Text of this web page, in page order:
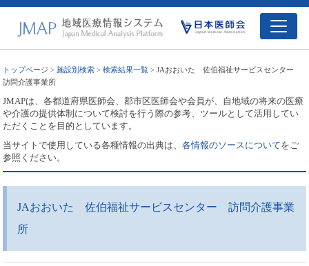
トップページ >施設別検索 >検索結果一覧 > JAおおいた 佐伯福祉サービスセンター
訪問介護事業所
JMAPは、各都道府県医師会、郡市区医師会や会員が、自地域の将来の医療
や介護の提供体制について検討を行う際の参考、ツールとして活用してい
ただくことを目的としています。
当サイトで使用している各種情報の出典は、各情報のソースについてをご
参照ください。
JAおおいた 佐伯福祉サービスセンター 訪問介護事業
所